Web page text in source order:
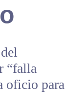
“falla
oficio para